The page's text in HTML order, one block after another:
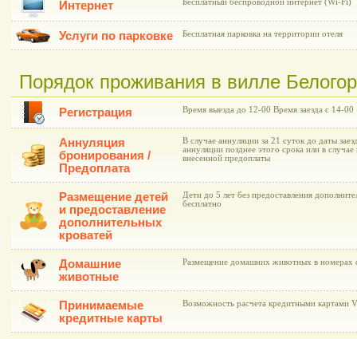
Интернет Бесплатный беспроводной интернет (Wi-Fi)
Услуги по парковке Бесплатная парковка на территории отеля
Порядок проживания в вилле
Регистрация Время выезда до 12-00 Время заезда с 14-00
Аннуляция
бронирования /
Предоплата
В случае аннуляции за 21 суток до даты
аннуляции позднее этого срока или в случае
внесенной предоплаты
Размещение детей
и предоставление
дополнительных
кроватей
Дети до 5 лет без предоставления
бесплатно
Домашние
животные
Размещение домашних животных в номерах
Принимаемые
кредитные карты
Возможность расчета кредитными картами